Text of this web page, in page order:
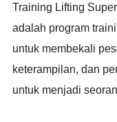
Training Lifting
adalah program
untuk membekali
keterampilan, dan
untuk menjadi